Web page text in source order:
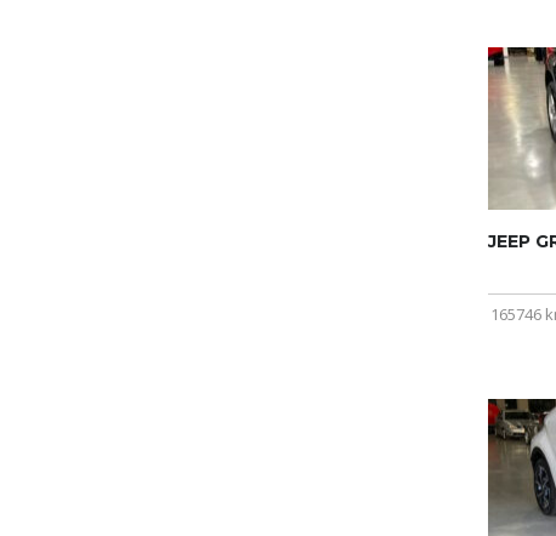
JEEP
165746